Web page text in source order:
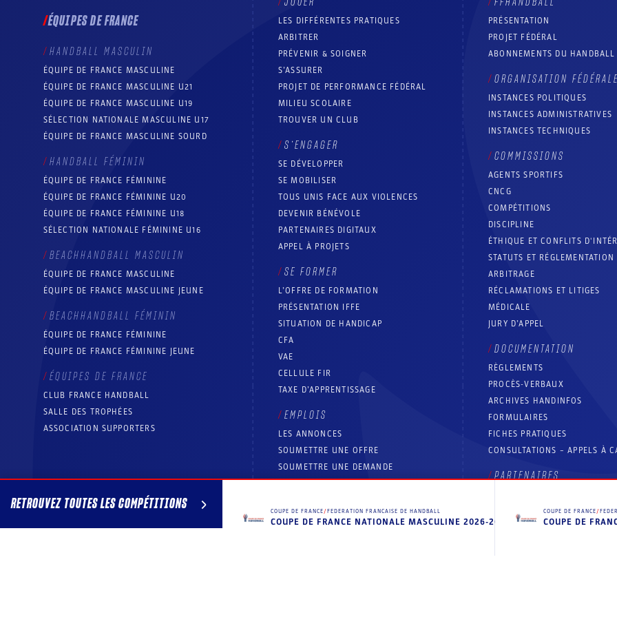
ÉQUIPES DE FRANCE
HANDBALL MASCULIN
ÉQUIPE DE FRANCE MASCULINE
ÉQUIPE DE FRANCE MASCULINE U21
ÉQUIPE DE FRANCE MASCULINE U19
SÉLECTION NATIONALE MASCULINE U17
ÉQUIPE DE FRANCE MASCULINE SOURD
HANDBALL FÉMININ
ÉQUIPE DE FRANCE FÉMININE
ÉQUIPE DE FRANCE FÉMININE U20
ÉQUIPE DE FRANCE FÉMININE U18
SÉLECTION NATIONALE FÉMININE U16
BEACHHANDBALL MASCULIN
ÉQUIPE DE FRANCE MASCULINE
ÉQUIPE DE FRANCE MASCULINE JEUNE
BEACHHANDBALL FÉMININ
ÉQUIPE DE FRANCE FÉMININE
ÉQUIPE DE FRANCE FÉMININE JEUNE
ÉQUIPES DE FRANCE
CLUB FRANCE HANDBALL
SALLE DES TROPHÉES
ASSOCIATION SUPPORTERS
LES DIFFÉRENTES PRATIQUES
ARBITRER
PRÉVENIR & SOIGNER
S’ASSURER
PROJET DE PERFORMANCE FÉDÉRAL
MILIEU SCOLAIRE
TROUVER UN CLUB
S’ENGAGER
SE DÉVELOPPER
SE MOBILISER
TOUS UNIS FACE AUX VIOLENCES
DEVENIR BÉNÉVOLE
PARTENAIRES DIGITAUX
APPEL À PROJETS
SE FORMER
L’OFFRE DE FORMATION
PRÉSENTATION IFFE
SITUATION DE HANDICAP
CFA
VAE
CELLULE FIR
TAXE D’APPRENTISSAGE
EMPLOIS
LES ANNONCES
SOUMETTRE UNE OFFRE
SOUMETTRE UNE DEMANDE
PRÉSENTATION
PROJET FÉDÉRAL
ABONNEMENTS DU HANDBALL
ORGANISATION FÉDÉRALE
INSTANCES POLITIQUES
INSTANCES ADMINISTRATIVES
INSTANCES TECHNIQUES
COMMISSIONS
AGENTS SPORTIFS
CNCG
COMPÉTITIONS
DISCIPLINE
ÉTHIQUE ET CONFLITS
STATUTS ET RÉGLEMENTATION
ARBITRAGE
RÉCLAMATIONS ET LITIGES
MÉDICALE
JURY D’APPEL
DOCUMENTATION
RÈGLEMENTS
PROCÈS-VERBAUX
ARCHIVES HANDINFOS
FORMULAIRES
FICHES PRATIQUES
CONSULTATIONS – APPELS À
PARTENAIRES
RETROUVEZ TOUTES LES COMPÉTITIONS COUPE DE FRANCE /FEDERATION FRANCAISE DE HANDBALL
COUPE DE FRANCE NATIONALE MASCULINE 2026-2027
COUPE DE FRANCE /
COUPE DE